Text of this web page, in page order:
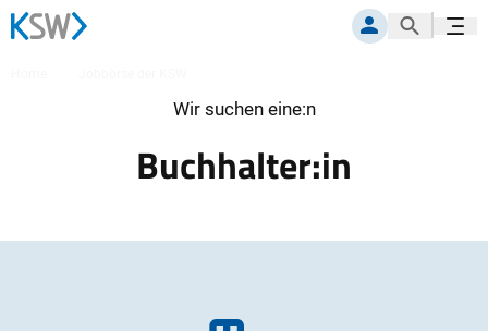
MITGLIEDERPORTAL
Suche
Wir suchen eine:n
Buchhalter:in